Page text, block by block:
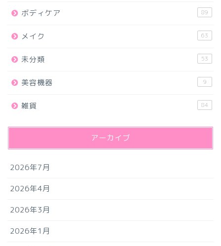
ボディケア 89
メイク 63
未分類 53
美容機器 9
雑貨 84
アーカイブ
2026年7月
2026年4月
2026年3月
2026年1月